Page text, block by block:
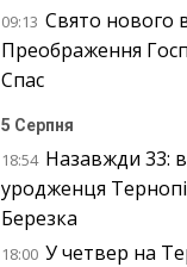
09:13 Свято нового
Преображення
Спас
5 Серпня
18:54 Назавжди 33:
уродженця
Березка
18:00 У четвер на